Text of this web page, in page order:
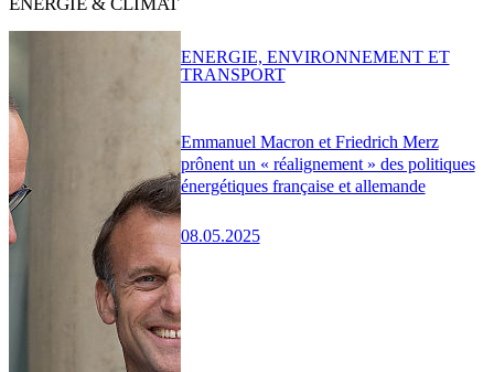
Emmanuel Macron et Friedrich Merz
prônent un « réalignement » des politiques
énergétiques française et allemande
08.05.2025
ENERGIE, ENVIRONNEMENT ET
TRANSPORT